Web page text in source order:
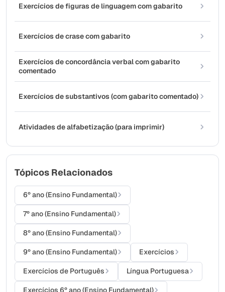
Exercícios de figuras de linguagem com gabarito
Exercícios de crase com gabarito
Exercícios de concordância verbal com gabarito
comentado
Exercícios de substantivos (com gabarito comentado)
Atividades de alfabetização (para imprimir)
Tópicos Relacionados
6º ano (Ensino Fundamental)
7º ano (Ensino Fundamental)
8º ano (Ensino Fundamental)
9º ano (Ensino Fundamental) Exercícios
Exercícios de Português Língua Portuguesa
Exercícios 6º ano (Ensino Fundamental)